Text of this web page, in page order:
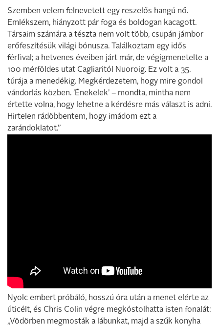
Szemben velem felnevetett egy reszelős hangú nő.
Emlékszem, hiányzott pár foga és boldogan kacagott.
Társaim számára a tészta nem volt több, csupán jámbor
erőfeszítésük világi bónusza. Találkoztam egy idős
férfival; a hetvenes éveiben járt már, de végigmenetelte a
100 mérföldes utat Cagliaritól Nuoroig. Ez volt a 35.
túrája a menedékig. Megkérdezetem, hogy mire gondol
vándorlás közben. ’Énekelek’ – mondta, mintha nem
értette volna, hogy lehetne a kérdésre más választ is adni.
Hirtelen rádöbbentem, hogy imádom ezt a
zarándoklatot.”
Nyolc embert próbáló, hosszú óra után a menet elérte az
úticélt, és Chris Colin végre megkóstolhatta isten fonalát:
„Vödörben megmosták a lábunkat, majd a szűk konyha